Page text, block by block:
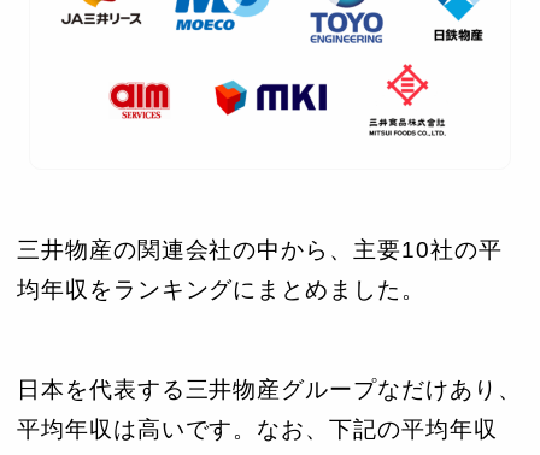
三井物産の関連会社の中から、主要10社の平
均年収をランキングにまとめました。
日本を代表する三井物産グループなだけあり、
平均年収は高いです。なお、下記の平均年収